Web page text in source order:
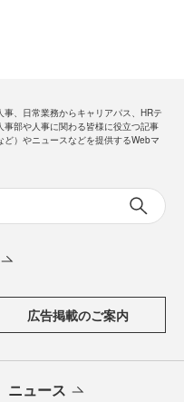
事、日常業務からキャリアパス、HRテ
事部や人事に関わる皆様に役立つ記事
ど）やニュースなどを提供するWebマ
広告掲載のご案内
ニュース